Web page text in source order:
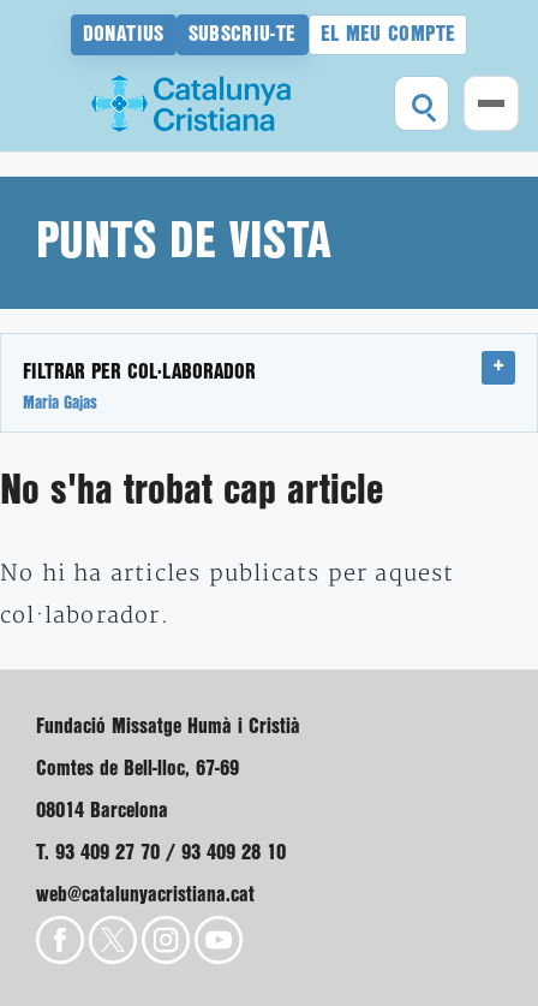
DONATIUS SUBSCRIU-TE EL MEU COMPTE
contingutPUNTS DE VISTA
FILTRAR PER COL·LABORADOR
Maria Gajas
No s'ha trobat cap article
No hi ha articles publicats per aquest
col·laborador.
Fundació Missatge Humà i Cristià
Comtes de Bell-lloc, 67-69
08014 Barcelona
T. 93 409 27 70 / 93 409 28 10
web@catalunyacristiana.cat